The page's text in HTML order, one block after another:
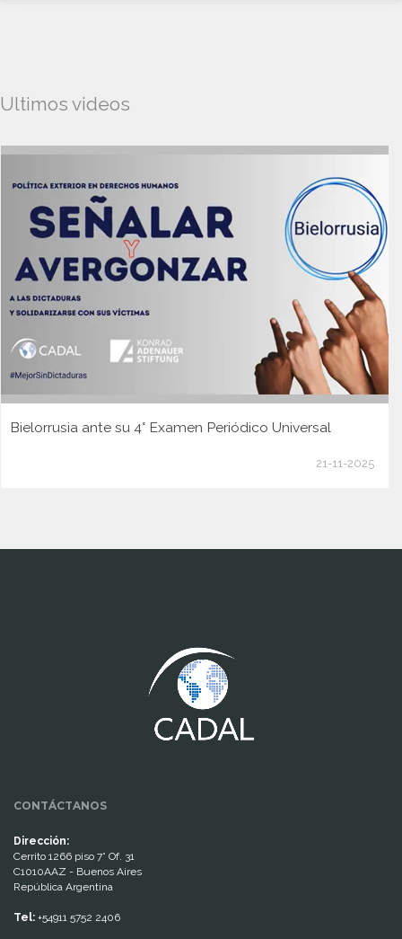
Ultimos videos
Bielorrusia ante su 4° Examen Periódico Universal
21-11-2025
CONTÁCTANOS
Dirección:
Cerrito 1266 piso 7° Of. 31
C1010AAZ - Buenos Aires
República Argentina
Tel: +54911 5752 2406